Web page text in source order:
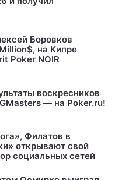
Боровков
на Кипре
Poker NOIR
воскресников
— на Poker.ru!
Филатов в
открывают свой
социальных сетей